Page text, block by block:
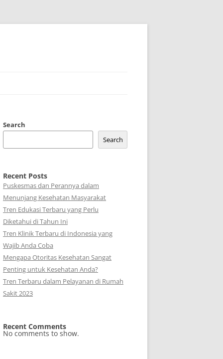
Search
Search
Recent Posts
Puskesmas dan Perannya dalam
Menunjang Kesehatan Masyarakat
Tren Edukasi Terbaru yang Perlu
Diketahui di Tahun Ini
Tren Klinik Terbaru di Indonesia yang
Wajib Anda Coba
Mengapa Otoritas Kesehatan Sangat
Penting untuk Kesehatan Anda?
Tren Terbaru dalam Pelayanan di Rumah
Sakit 2023
Recent Comments
No comments to show.